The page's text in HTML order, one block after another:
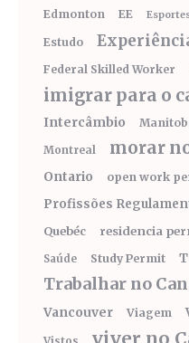
Edmonton
EE
Estudo
Federal Skilled Worker
imigrar para o
Intercâmbio
Montreal morar
Ontario open work
Profissões
Quebéc residencia
Saúde Study Permit
Trabalhar no
Vancouver Viagem